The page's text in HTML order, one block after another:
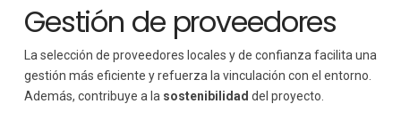
Gestión de proveedores
La selección de proveedores locales y de confianza facilita una
gestión más eficiente y refuerza la vinculación con el entorno.
Además, contribuye a la sostenibilidad del proyecto.